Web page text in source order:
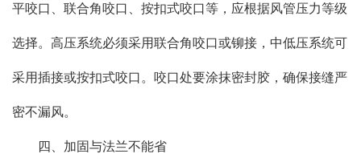
平咬口、联合角咬口、按扣式咬口等，应根据风管压力等级
选择。高压系统必须采用联合角咬口或铆接，中低压系统可
采用插接或按扣式咬口。咬口处要涂抹密封胶，确保接缝严
密不漏风。
四、加固与法兰不能省